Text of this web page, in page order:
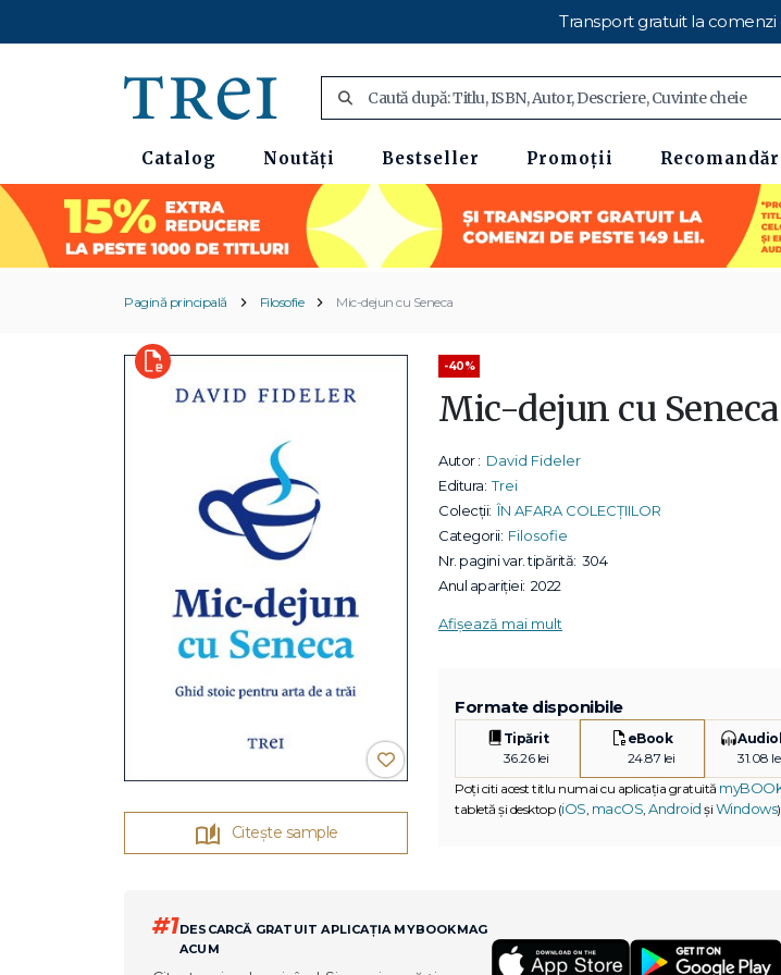
Transport gratuit la comenzi
Catalog Noutăți Bestseller Promoții
Pagină principală Filosofie Mic-dejun cu Seneca
Citește sample
-40%
Mic-dejun cu Seneca
Autor : David Fideler
Editura: Trei
Colecții: ÎN AFARA COLECȚIILOR
Categorii: Filosofie
Nr. pagini var. tipărită: 304
Anul apariției: 2022
Afișează mai mult
Formate disponibile
Tipărit
36.26 lei
eBook
24.87 lei
31.08 lei
Poți citi acest titlu numai cu aplicația gratuită
tabletă și desktop (iOS macOS Android și Windows).
#1DESCARCĂ GRATUIT APLICAȚIA MYBOOKMAG
ACUM